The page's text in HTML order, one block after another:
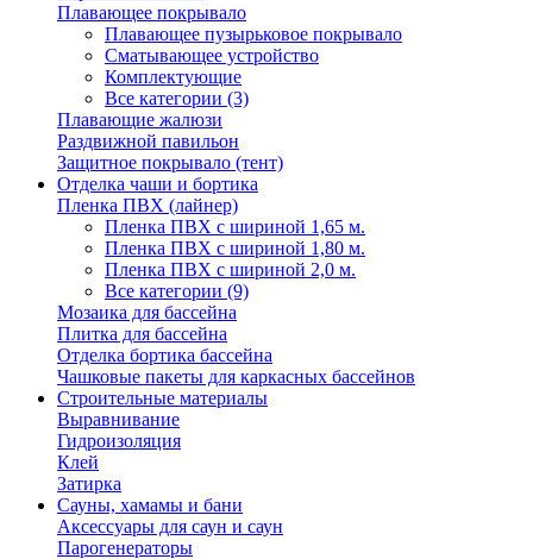
Плавающее покрывало
Плавающее пузырьковое покрывало
Сматывающее устройство
Комплектующие
Все категории (3)
Плавающие жалюзи
Раздвижной павильон
Защитное покрывало (тент)
Отделка чаши и бортика
Пленка ПВХ (лайнер)
Пленка ПВХ с шириной 1,65 м.
Пленка ПВХ с шириной 1,80 м.
Пленка ПВХ с шириной 2,0 м.
Все категории (9)
Мозаика для бассейна
Плитка для бассейна
Отделка бортика бассейна
Чашковые пакеты для каркасных бассейнов
Строительные материалы
Выравнивание
Гидроизоляция
Клей
Затирка
Сауны, хамамы и бани
Аксессуары для саун и саун
Парогенераторы